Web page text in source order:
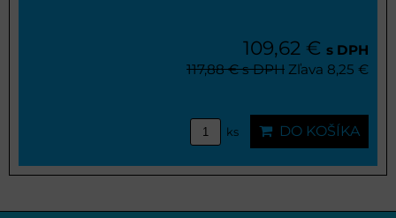
109,62 € s DPH
117,88 €s DPH Zľava 8,25 €
ks DO KOŠÍKA